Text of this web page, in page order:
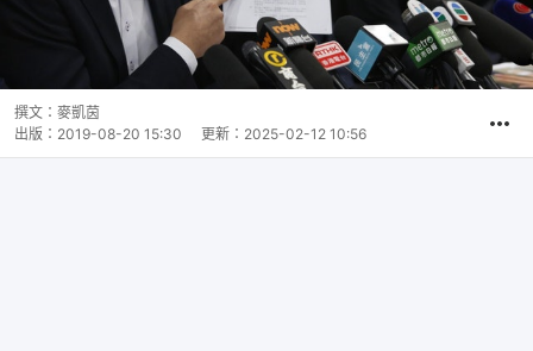
撰文： 麥凱茵
出版： 2019-08-20 15:30 更新： 2025-02-12 10:56